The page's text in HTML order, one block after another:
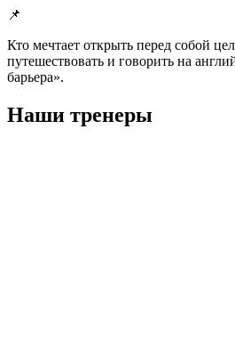
📌
Кто мечтает открыть перед собой
путешествовать и говорить на
барьера».
Наши тренеры